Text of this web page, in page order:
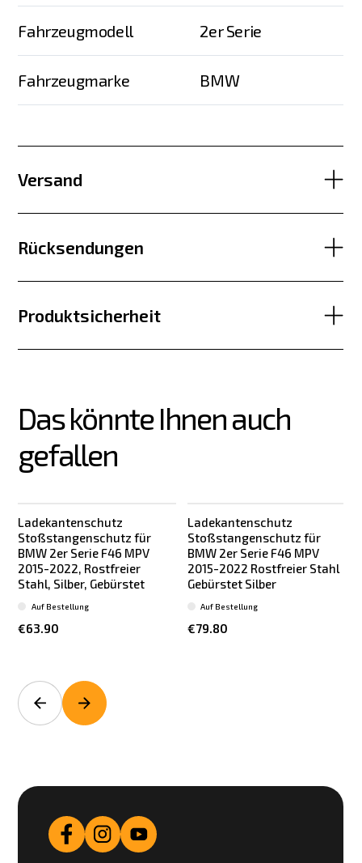
Fahrzeugmodell 2er Serie
Fahrzeugmarke BMW
Versand
Rücksendungen
Produktsicherheit
Das könnte Ihnen auch
gefallen
Ladekantenschutz
Stoßstangenschutz für
BMW 2er Serie F46 MPV
2015-2022, Rostfreier
Stahl, Silber, Gebürstet
€63.90
Auf Bestellung
Ladekantenschutz
Stoßstangenschutz für
BMW 2er Serie F46 MPV
2015-2022 Rostfreier Stahl
Gebürstet Silber
€79.80
Auf Bestellung